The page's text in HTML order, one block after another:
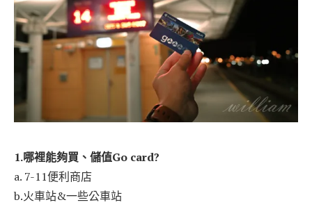
1.哪裡能夠買、儲值Go card?
a. 7-11便利商店
b.火車站&一些公車站